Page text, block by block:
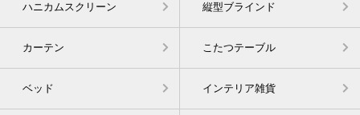
ハニカムスクリーン 縦型ブラインド
カーテン こたつテーブル
ベッド インテリア雑貨